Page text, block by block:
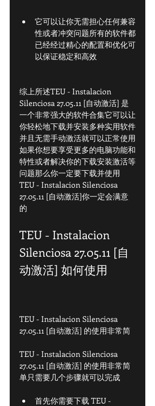
它可以让你无需担心任何兼容
性或者冲突问题所有的软件都
已经经过精心的配置和优化可
以保证稳定和高效
综上所述TEU - Instalacion
Silenciosa 27.05.11 [自动激活] 是
一个非常强大的软件合集它可以让
你轻松地下载并安装多种实用软件
并且无需手动激活就可以正常使用
如果你想要享受更多的电脑功能和
特性或者解决你的下载安装激活等
问题那么你一定要下载并使用
TEU - Instalacion Silenciosa
27.05.11 [自动激活]你一定会满意
的
TEU - Instalacion
Silenciosa 27.05.11 [自
动激活] 如何使用
TEU - Instalacion Silenciosa
27.05.11 [自动激活] 的使用非常简
TEU - Instalacion Silenciosa
27.05.11 [自动激活] 的使用非常简
单只需要几个步骤就可以完成
首先你需要下载 TEU -